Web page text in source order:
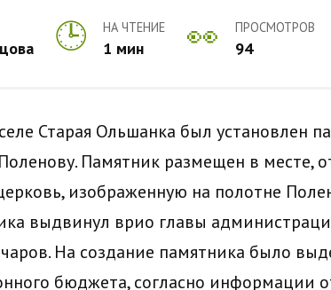
НА ЧТЕНИЕ
1 мин
ПРОСМОТРОВ
94
Старая Ольшанка был установлен
Памятник размещен в месте,
изображенную на полотне
выдвинул врио главы
На создание памятника было
бюджета, согласно информации